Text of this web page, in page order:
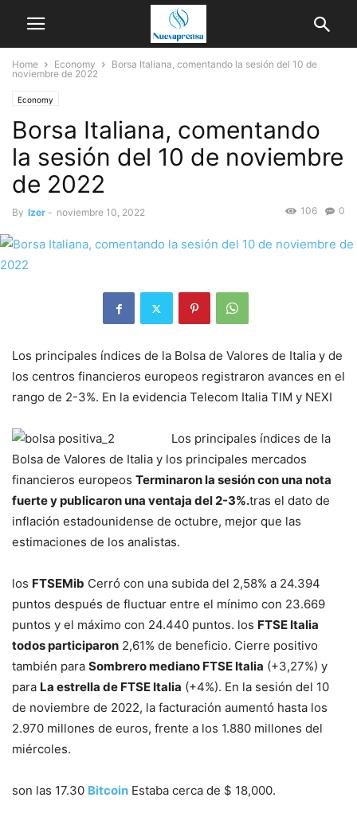
Home Economy
Borsa Italiana, comentando la sesión del 10 de
noviembre de 2022
Economy
Borsa Italiana, comentando
la sesión del 10 de noviembre
de 2022
By Izer - noviembre 10, 2022 0
106
Los principales índices de la Bolsa de Valores de Italia y de
los centros financieros europeos registraron avances en el
rango de 2-3%. En la evidencia Telecom Italia TIM y NEXI
Los principales índices de la
Bolsa de Valores de Italia y los principales mercados
financieros europeos Terminaron la sesión con una nota
fuerte y publicaron una ventaja del 2-3%.tras el dato de
inflación estadounidense de octubre, mejor que las
estimaciones de los analistas.
los FTSEMib Cerró con una subida del 2,58% a 24.394
puntos después de fluctuar entre el mínimo con 23.669
puntos y el máximo con 24.440 puntos. los FTSE Italia
todos participaron 2,61% de beneficio. Cierre positivo
también para Sombrero mediano FTSE Italia (+3,27%) y
para La estrella de FTSE Italia (+4%). En la sesión del 10
de noviembre de 2022, la facturación aumentó hasta los
2.970 millones de euros, frente a los 1.880 millones del
miércoles.
son las 17.30 Bitcoin Estaba cerca de $ 18,000.